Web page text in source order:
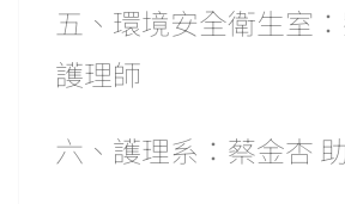
五、環境安全衛生室
護理師
六、護理系：蔡金杏